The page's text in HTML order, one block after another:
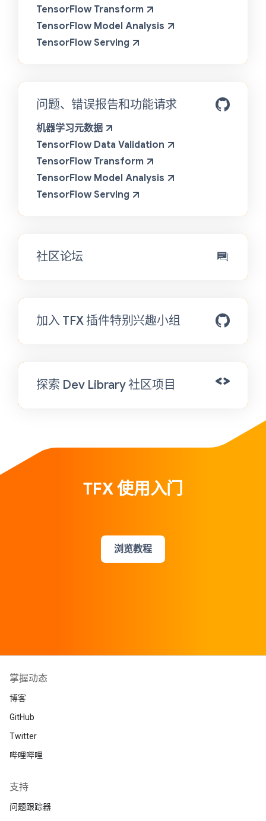
TensorFlow Transform
TensorFlow Model Analysis
TensorFlow Serving
问题、错误报告和功能请求
机器学习元数据
TensorFlow Data Validation
TensorFlow Transform
TensorFlow Model Analysis
TensorFlow Serving
社区论坛
加入 TFX 插件特别兴趣小组
探索 Dev Library 社区项目
TFX 使用入门
浏览教程
掌握动态
博客
GitHub
Twitter
哔哩哔哩
支持
问题跟踪器